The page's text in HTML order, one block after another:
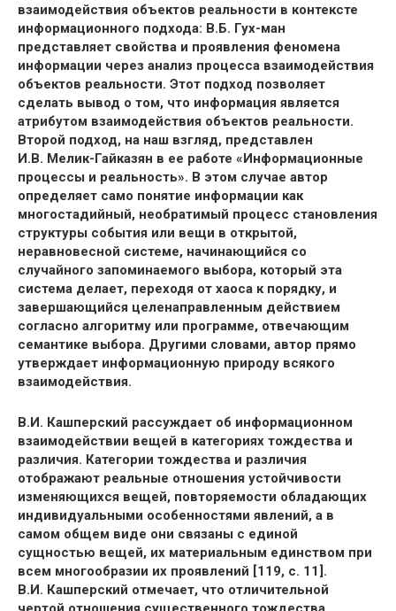
взаимодействия объектов реальности в контексте
информационного подхода: В.Б. Гух-ман
представляет свойства и проявления феномена
информации через анализ процесса взаимодействия
объектов реальности. Этот подход позволяет
сделать вывод о том, что информация является
атрибутом взаимодействия объектов реальности.
Второй подход, на наш взгляд, представлен
И.В. Мелик-Гайказян в ее работе «Информационные
процессы и реальность». В этом случае автор
определяет само понятие информации как
многостадийный, необратимый процесс становления
структуры события или вещи в открытой,
неравновесной системе, начинающийся со
случайного запоминаемого выбора, который эта
система делает, переходя от хаоса к порядку, и
завершающийся целенаправленным действием
согласно алгоритму или программе, отвечающим
семантике выбора. Другими словами, автор прямо
утверждает информационную природу всякого
взаимодействия.
В.И. Кашперский рассуждает об информационном
взаимодействии вещей в категориях тождества и
различия. Категории тождества и различия
отображают реальные отношения устойчивости
изменяющихся вещей, повторяемости обладающих
индивидуальными особенностями явлений, а в
самом общем виде они связаны с единой
сущностью вещей, их материальным единством при
всем многообразии их проявлений [119, с. 11].
В.И. Кашперский отмечает, что отличительной